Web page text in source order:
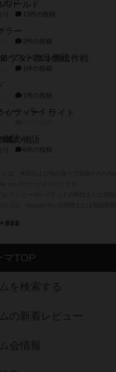
ワールド
り 13件の投稿
ラー
2件の投稿
ブタペスト救出作戦
1件の投稿
1件の投稿
ッフィー・ライト
城の物語
り 6件の投稿
マTOP
を検索する
の新着レビュー
会情報